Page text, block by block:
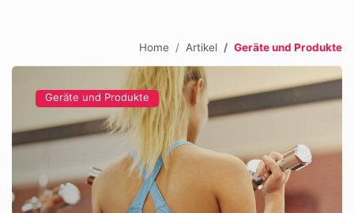
Home Artikel Geräte und Produkte
Geräte und Produkte